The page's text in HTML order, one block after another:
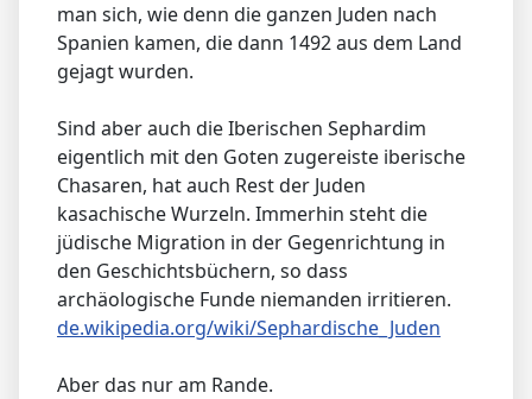
man sich, wie denn die ganzen Juden nach
Spanien kamen, die dann 1492 aus dem Land
gejagt wurden.
Sind aber auch die Iberischen Sephardim
eigentlich mit den Goten zugereiste iberische
Chasaren, hat auch Rest der Juden
kasachische Wurzeln. Immerhin steht die
jüdische Migration in der Gegenrichtung in
den Geschichtsbüchern, so dass
archäologische Funde niemanden irritieren.
de.wikipedia.org/wiki/Sephardische_Juden
Aber das nur am Rande.